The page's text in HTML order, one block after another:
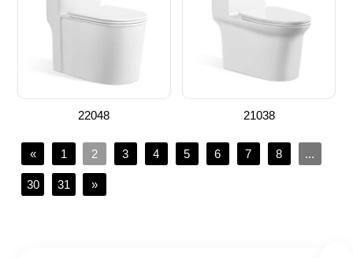
22048 21038
« 1 2 3 4 5 6 7 8 ...
30 31 »